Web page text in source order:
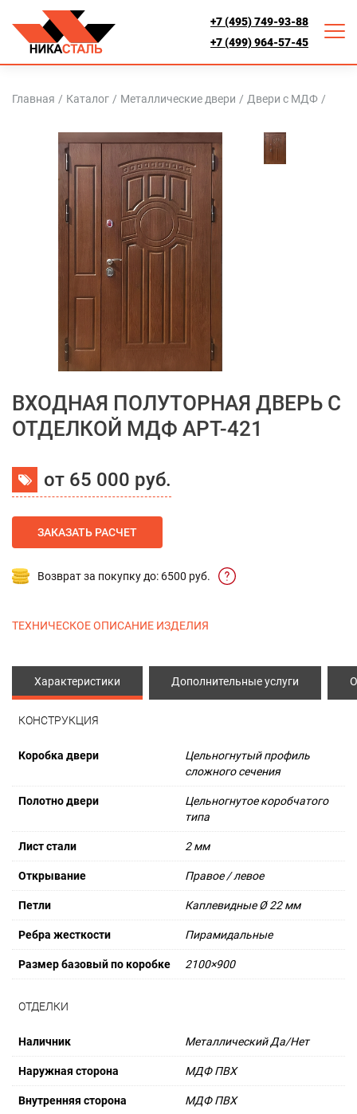
+7 (495) 749-93-88
+7 (499) 964-57-45
Главная / Каталог / Металлические двери / Двери с МДФ /
ВХОДНАЯ ПОЛУТОРНАЯ ДВЕРЬ С
ОТДЕЛКОЙ МДФ АРТ-421
от 65 000 руб.
ЗАКАЗАТЬ РАСЧЕТ
Возврат за покупку до: 6500 руб.
ТЕХНИЧЕСКОЕ ОПИСАНИЕ ИЗДЕЛИЯ
Характеристики Дополнительные услуги
КОНСТРУКЦИЯ
Коробка двери
Цельногнутый профиль
сложного сечения
Полотно двери
Цельногнутое коробчатого
типа
Лист стали 2 мм
Открывание Правое / левое
Петли Каплевидные Ø 22 мм
Ребра жесткости Пирамидальные
Размер базовый по коробке 2100×900
ОТДЕЛКИ
Наличник Металлический Да/Нет
Наружная сторона МДФ ПВХ
Внутренняя сторона МДФ ПВХ